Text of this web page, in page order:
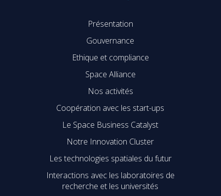
Présentation
Gouvernance
Ethique et compliance
Space Alliance
Nos activités
Coopération avec les start-ups
Le Space Business Catalyst
Notre Innovation Cluster
Les technologies spatiales du futur
Interactions avec les laboratoires de
recherche et les universités